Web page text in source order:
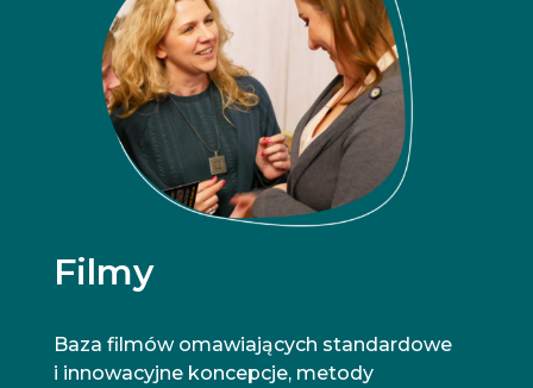
Filmy
Baza filmów omawiających standardowe
i innowacyjne koncepcje, metody